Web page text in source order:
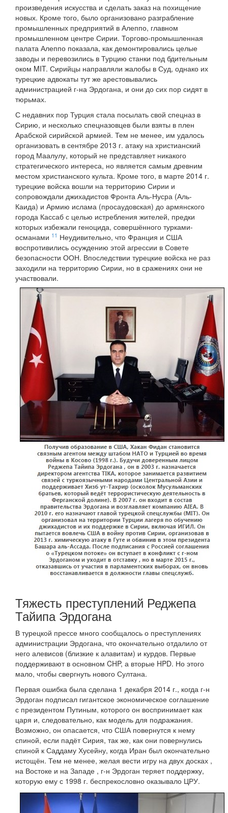
произведения искусства и сделать заказ на похищение
новых. Кроме того, было организовано разграбление
промышленных предприятий в Алеппо, главном
промышленном центре Сирии. Торгово-промышленная
палата Алеппо показала, как демонтировались целые
заводы и перевозились в Турцию станки под бдительным
оком MIT. Сирийцы направляли жалобы в Суд, однако их
турецкие адвокаты тут же арестовывались
администрацией г-на Эрдогана, и они до сих пор сидят в
тюрьмах.
С недавних пор Турция стала посылать свой спецназ в
Сирию, и несколько спецназовцев были взяты в плен
Арабской сирийской армией. Тем не менее, им удалось
организовать в сентябре 2013 г. атаку на христианский
город Маалулу, который не представляет никакого
стратегического интереса, но является самым древним
местом христианского культа. Кроме того, в марте 2014 г.
турецкие войска вошли на территорию Сирии и
сопровождали джихадистов Фронта Аль-Нусра (Аль-
Каида) и Армию ислама (просаудовская) до армянского
города Кассаб с целью истребления жителей, предки
которых избежали геноцида, совершённого турками-
османами 11 Неудивительно, что Франция и США
воспротивились осуждению этой агрессии в Совете
безопасности ООН. Впоследствии турецкие войска не раз
заходили на территорию Сирии, но в сражениях они не
участвовали.
Тяжесть преступлений Реджепа
Тайипа Эрдогана
В турецкой прессе много сообщалось о преступлениях
администрации Эрдогана, что окончательно отдалило от
него алевисов (близкие к алавитам) и курдов. Первые
поддерживают в основном CHP, а вторые HPD. Но этого
мало, чтобы свергнуть нового Султана.
Первая ошибка была сделана 1 декабря 2014 г., когда г-н
Эрдоган подписал гигантское экономическое соглашение
с президентом Путиным, которого он воспринимает как
царя и, следовательно, как модель для подражания.
Возможно, он опасается, что США повернутся к нему
спиной, если падёт Сирия, так же, как они повернулись
спиной к Саддаму Хусейну, когда Иран был окончательно
истощён. Тем не менее, желая вести игру на двух досках ,
на Востоке и на Западе , г-н Эрдоган теряет поддержку,
которую ему с 1998 г. беспрекословно оказывало ЦРУ.